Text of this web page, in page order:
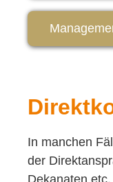
In manchen
der
Dekanaten